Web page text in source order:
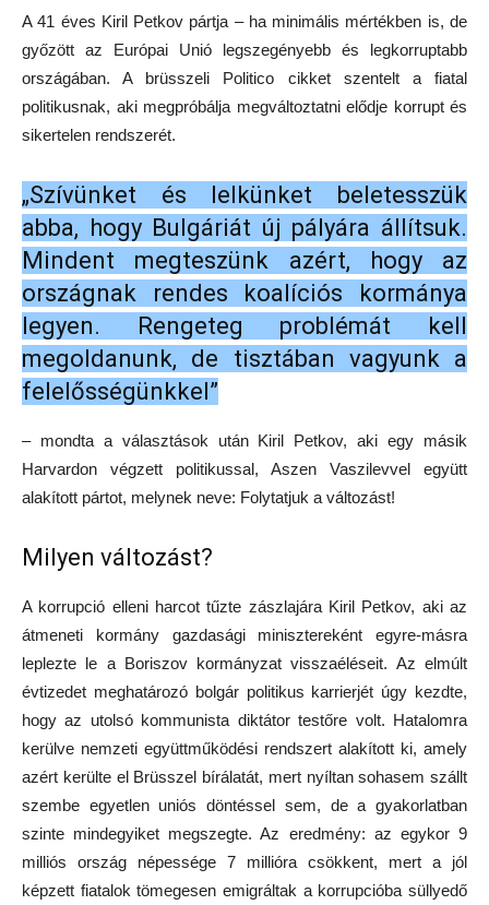
A 41 éves Kiril Petkov pártja – ha minimális mértékben is, de
győzött az Európai Unió legszegényebb és legkorruptabb
országában. A brüsszeli Politico cikket szentelt a fiatal
politikusnak, aki megpróbálja megváltoztatni elődje korrupt és
sikertelen rendszerét.
„Szívünket és lelkünket beletesszük
abba, hogy Bulgáriát új pályára állítsuk.
Mindent megteszünk azért, hogy az
országnak rendes koalíciós kormánya
legyen. Rengeteg problémát kell
megoldanunk, de tisztában vagyunk a
felelősségünkkel”
– mondta a választások után Kiril Petkov, aki egy másik
Harvardon végzett politikussal, Aszen Vaszilevvel együtt
alakított pártot, melynek neve: Folytatjuk a változást!
Milyen változást?
A korrupció elleni harcot tűzte zászlajára Kiril Petkov, aki az
átmeneti kormány gazdasági minisztereként egyre-másra
leplezte le a Boriszov kormányzat visszaéléseit. Az elmúlt
évtizedet meghatározó bolgár politikus karrierjét úgy kezdte,
hogy az utolsó kommunista diktátor testőre volt. Hatalomra
kerülve nemzeti együttműködési rendszert alakított ki, amely
azért kerülte el Brüsszel bírálatát, mert nyíltan sohasem szállt
szembe egyetlen uniós döntéssel sem, de a gyakorlatban
szinte mindegyiket megszegte. Az eredmény: az egykor 9
milliós ország népessége 7 millióra csökkent, mert a jól
képzett fiatalok tömegesen emigráltak a korrupcióba süllyedő